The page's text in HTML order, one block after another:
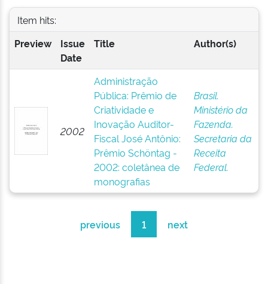
Item hits:
Preview
Issue
Date
Title Author(s)
2002
Administração
Pública: Prêmio de
Criatividade e
Inovação Auditor-
Fiscal José Antônio:
Prêmio Schöntag -
2002: coletânea de
monografias
Brasil.
Ministério da
Fazenda.
Secretaria da
Receita
Federal.
previous 1 next